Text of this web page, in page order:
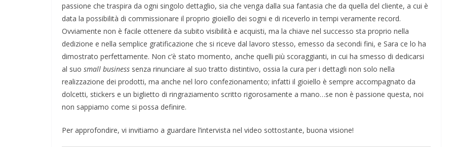
passione che traspira da ogni singolo dettaglio, sia che venga dalla sua fantasia che da quella del cliente, a cui è
data la possibilità di commissionare il proprio gioiello dei sogni e di riceverlo in tempi veramente record.
Ovviamente non è facile ottenere da subito visibilità e acquisti, ma la chiave nel successo sta proprio nella
dedizione e nella semplice gratificazione che si riceve dal lavoro stesso, emesso da secondi fini, e Sara ce lo ha
dimostrato perfettamente. Non c’è stato momento, anche quelli più scoraggianti, in cui ha smesso di dedicarsi
al suo small business senza rinunciare al suo tratto distintivo, ossia la cura per i dettagli non solo nella
realizzazione dei prodotti, ma anche nel loro confezionamento; infatti il gioiello è sempre accompagnato da
dolcetti, stickers e un biglietto di ringraziamento scritto rigorosamente a mano…se non è passione questa, noi
non sappiamo come si possa definire.
Per approfondire, vi invitiamo a guardare l’intervista nel video sottostante, buona visione!